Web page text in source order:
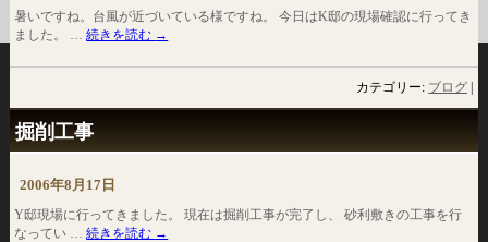
暑いですね。台風が近づいている様ですね。 今日はK邸の現場確認に行ってき
ました。 …続きを読む →
カテゴリー: ブログ
掘削工事
2006年8月17日
Y邸現場に行ってきました。 現在は掘削工事が完了し、 砂利敷きの工事を行
なってい …続きを読む →